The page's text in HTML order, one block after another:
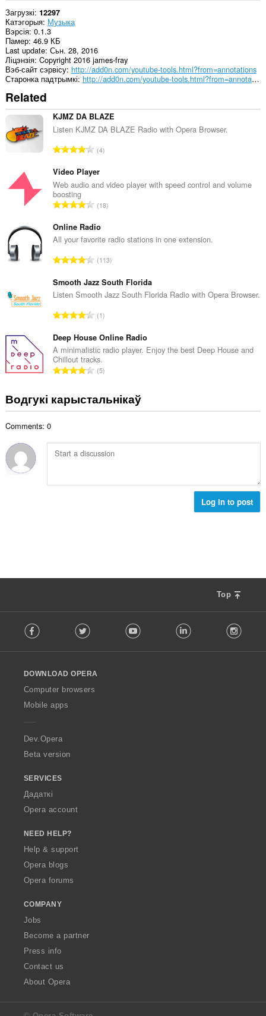
Загрузкі 12297
Катэгорыя Музыка
Вэрсія 0.1.3
Памер 46.9 КБ
Last update Сьн. 28, 2016
Ліцэнзія Copyright 2016 james-fray
Вэб-сайт сэрвісу http://add0n.com/youtube-tools.html?from=annotations
Старонка падтрымкі
http://add0n.com/youtube-tools.html?from=annotations
Related
KJMZ DA BLAZE
Listen KJMZ DA BLAZE Radio with Opera Browser.
А
з
н
к
ў
:
4
Video Player
Web audio and video player with speed control and volume
boosting
А
з
н
к
ў
:
18
Online Radio
All your favorite radio stations in one extension.
А
з
н
к
ў
:
113
Smooth Jazz South Florida
Listen Smooth Jazz South Florida Radio with Opera Browser.
А
з
н
а
к
ў
:
1
Deep House Online Radio
A minimalistic radio player. Enjoy the best Deep House and
Chillout tracks.
А
н
а
ў
5
Водгукі карыстальнікаў
Comments: 0
Log in to post
Top
o
w
O
p
a
Facebook Twitter Youtube LinkedIn
DOWNLOAD OPERA
Computer browsers
Mobile apps
Dev.Opera
Beta version
SERVICES
Дадаткі
Opera account
NEED HELP?
Help & support
Opera blogs
Opera forums
COMPANY
Jobs
Become a partner
Press info
Contact us
About Opera